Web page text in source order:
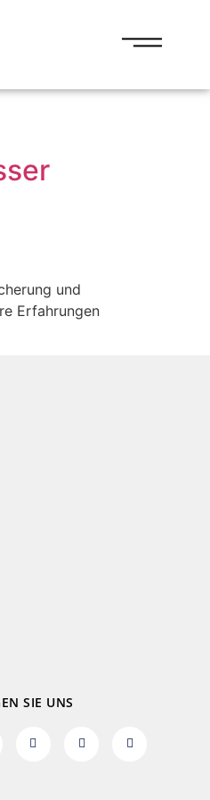
und
Erfahrungen
SIE UNS